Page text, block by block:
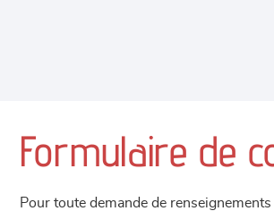
Formulaire de
Pour toute demande de